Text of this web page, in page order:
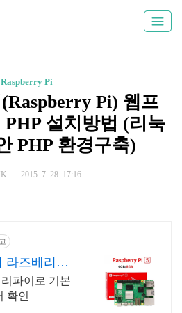
Raspberry Pi
Pi) 웹프
설치방법 (리눅
PHP 환경구축)
2015. 7. 28. 17:16
라즈베리파
파이로 기본
확인